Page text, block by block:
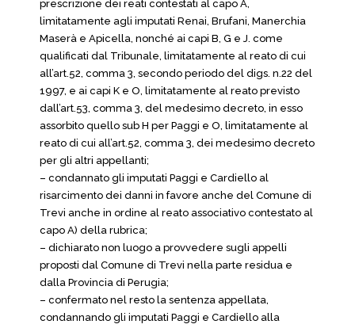
prescrizione dei reati contestati al capo A,
limitatamente agli imputati Renai, Brufani, Manerchia
Maserà e Apicella, nonché ai capi B, G e J. come
qualificati dal Tribunale, limitatamente al reato di cui
all’art.52, comma 3, secondo periodo del digs. n.22 del
1997, e ai capi K e O, limitatamente al reato previsto
dall’art.53, comma 3, del medesimo decreto, in esso
assorbito quello sub H per Paggi e O, limitatamente al
reato di cui all’art.52, comma 3, dei medesimo decreto
per gli altri appellanti;
– condannato gli imputati Paggi e Cardiello al
risarcimento dei danni in favore anche del Comune di
Trevi anche in ordine al reato associativo contestato al
capo A) della rubrica;
– dichiarato non luogo a provvedere sugli appelli
proposti dal Comune di Trevi nella parte residua e
dalla Provincia di Perugia;
– confermato nel resto la sentenza appellata,
condannando gli imputati Paggi e Cardiello alla